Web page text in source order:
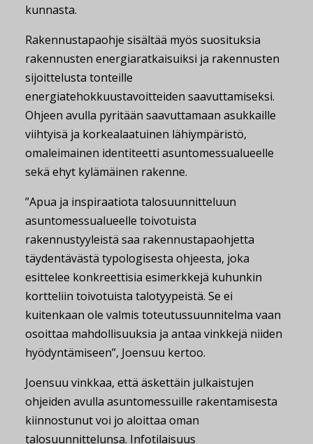
kunnasta.
Rakennustapaohje sisältää myös suosituksia
rakennusten energiaratkaisuiksi ja rakennusten
sijoittelusta tonteille
energiatehokkuustavoitteiden saavuttamiseksi.
Ohjeen avulla pyritään saavuttamaan asukkaille
viihtyisä ja korkealaatuinen lähiympäristö,
omaleimainen identiteetti asuntomessualueelle
sekä ehyt kylämäinen rakenne.
”Apua ja inspiraatiota talosuunnitteluun
asuntomessualueelle toivotuista
rakennustyyleistä saa rakennustapaohjetta
täydentävästä typologisesta ohjeesta, joka
esittelee konkreettisia esimerkkejä kuhunkin
kortteliin toivotuista talotyypeistä. Se ei
kuitenkaan ole valmis toteutussuunnitelma vaan
osoittaa mahdollisuuksia ja antaa vinkkejä niiden
hyödyntämiseen”, Joensuu kertoo.
Joensuu vinkkaa, että äskettäin julkaistujen
ohjeiden avulla asuntomessuille rakentamisesta
kiinnostunut voi jo aloittaa oman
talosuunnittelunsa. Infotilaisuus